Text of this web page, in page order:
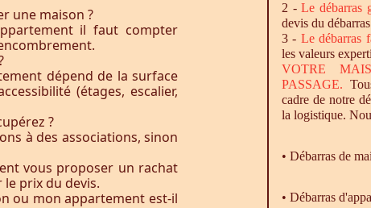
une maison ?
il faut compter
dépend de la surface
(étages, escalier,
?
à des associations, sinon
vous proposer un rachat
prix du devis.
ou mon appartement est-il
2 -Ledébarras
devis du
3 - Ledébarras
les valeurs
VOTRE
PASSAGE.
cadre de notre
la logistique.
• Débarras de
• Débarras